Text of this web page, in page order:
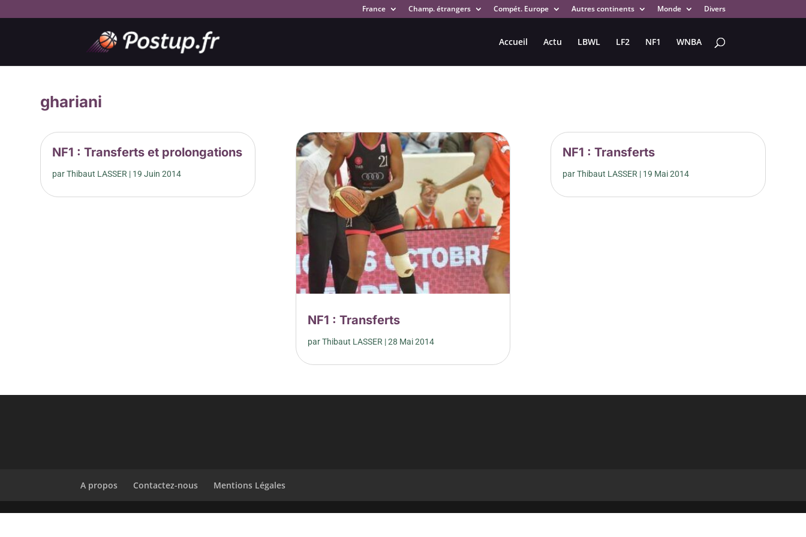
France Champ. étrangers Compét. Europe Autres continents Monde Divers
Accueil Actu LBWL LF2 NF1 WNBA
ghariani
NF1 : Transferts et prolongations
parThibaut LASSER | 19 Juin 2014
NF1 : Transferts
parThibaut LASSER |28 Mai 2014
NF1 : Transferts
parThibaut LASSER | 19 Mai 2014
A propos Contactez-nous Mentions Légales